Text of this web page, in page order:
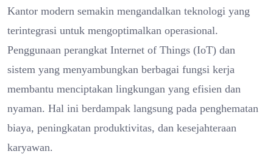
Kantor modern semakin mengandalkan teknologi yang
terintegrasi untuk mengoptimalkan operasional.
Penggunaan perangkat Internet of Things (IoT) dan
sistem yang menyambungkan berbagai fungsi kerja
membantu menciptakan lingkungan yang efisien dan
nyaman. Hal ini berdampak langsung pada penghematan
biaya, peningkatan produktivitas, dan kesejahteraan
karyawan.